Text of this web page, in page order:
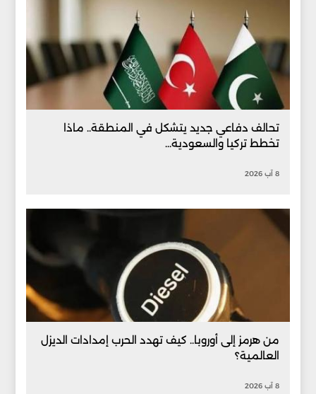
تحالف دفاعي جديد يتشكل في المنطقة.. ماذا
تخطط تركيا والسعودية...
8 آب 2026
من هرمز إلى أوروبا.. كيف تهدد الحرب إمدادات الديزل
العالمية؟
8 آب 2026